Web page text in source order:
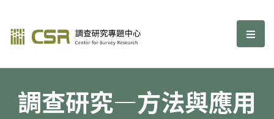
調查研究—方法與應用期刊 選
調查研究—方法與應用